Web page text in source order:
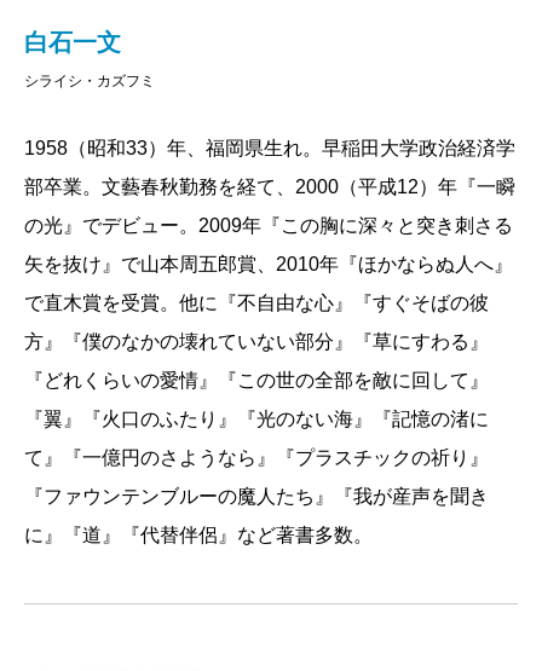
白石一文
シライシ・カズフミ
1958（昭和33）年、福岡県生れ。早稲田大学政治経済学
部卒業。文藝春秋勤務を経て、2000（平成12）年『一瞬
の光』でデビュー。2009年『この胸に深々と突き刺さる
矢を抜け』で山本周五郎賞、2010年『ほかならぬ人へ』
で直木賞を受賞。他に『不自由な心』『すぐそばの彼
方』『僕のなかの壊れていない部分』『草にすわる』
『どれくらいの愛情』『この世の全部を敵に回して』
『翼』『火口のふたり』『光のない海』『記憶の渚に
て』『一億円のさようなら』『プラスチックの祈り』
『ファウンテンブルーの魔人たち』『我が産声を聞き
に』『道』『代替伴侶』など著書多数。